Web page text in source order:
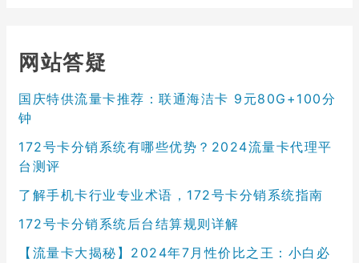
网站答疑
国庆特供流量卡推荐：联通海洁卡 9元80G+100分
钟
172号卡分销系统有哪些优势？2024流量卡代理平
台测评
了解手机卡行业专业术语，172号卡分销系统指南
172号卡分销系统后台结算规则详解
【流量卡大揭秘】2024年7月性价比之王：小白必